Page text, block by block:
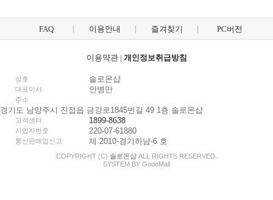
FAQ 이용안내 즐겨찾기 PC버전
이용약관| 개인정보취급방침
상호 솔로몬샵
대표이사 안병만
주소
경기도 남양주시 진접읍 금강로1845번길 49 1층 솔로몬샵
고객센터 1899-8638
사업자번호 220-07-61880
통신판매업신고 제 2010-경기하남-6 호
COPYRIGHT (C) 솔로몬샵 ALL RIGHTS RESERVED.
SYSTEM BY GodoMall